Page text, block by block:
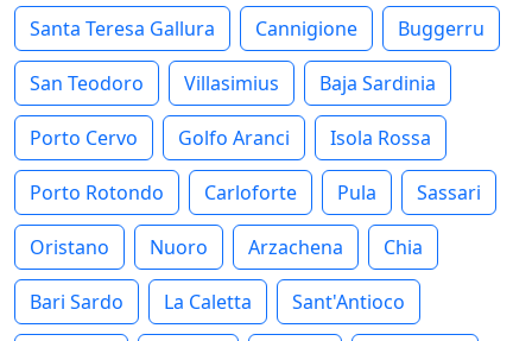
Santa Teresa Gallura Cannigione Buggerru
San Teodoro Villasimius Baja Sardinia
Porto Cervo Golfo Aranci Isola Rossa
Porto Rotondo Carloforte Pula Sassari
Oristano Nuoro Arzachena Chia
Bari Sardo La Caletta Sant'Antioco